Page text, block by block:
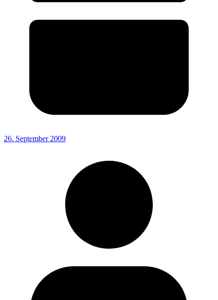
26. September 2009